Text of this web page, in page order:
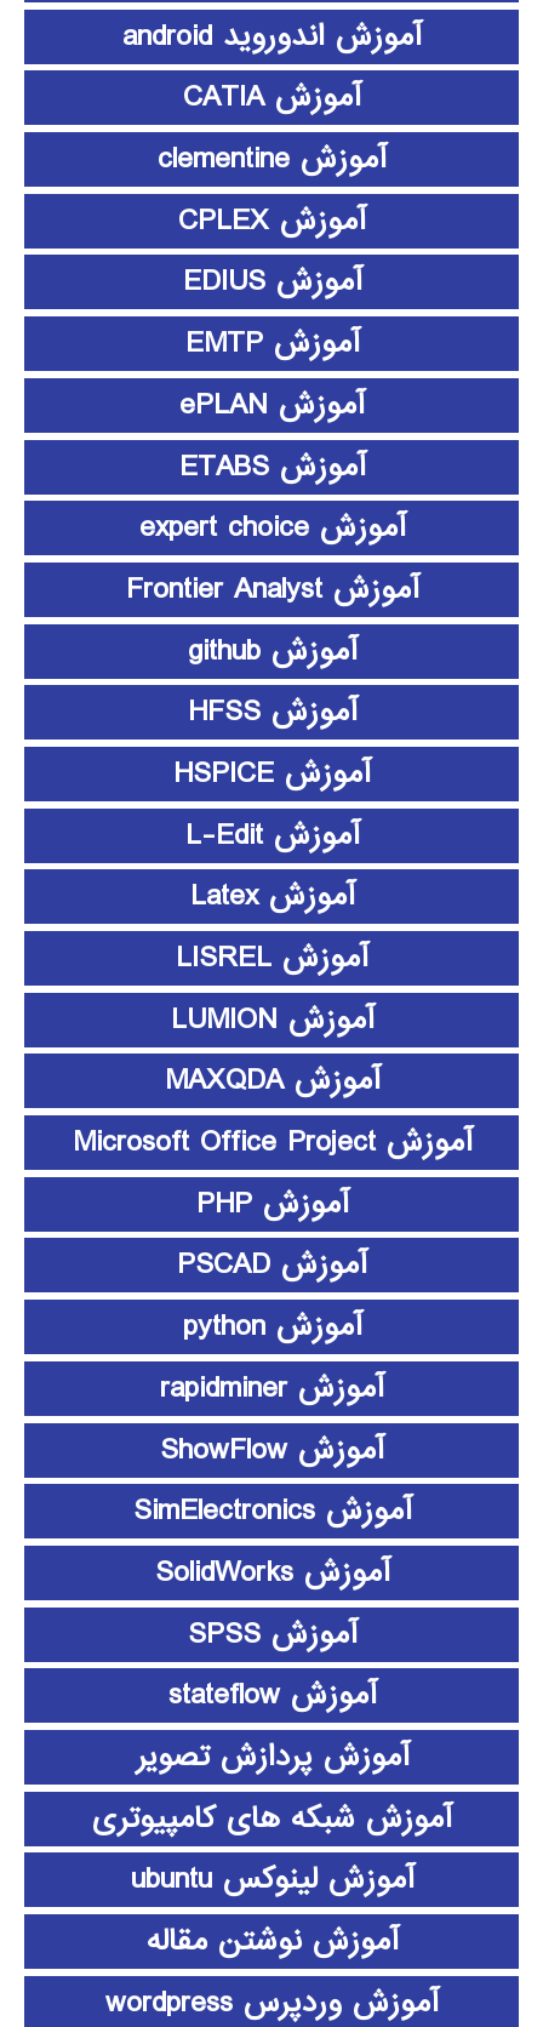
آموزش اندوروید android
آموزش CATIA
آموزش clementine
آموزش CPLEX
آموزش EDIUS
آموزش EMTP
آموزش ePLAN
آموزش ETABS
آموزش expert choice
آموزش Frontier Analyst
آموزش github
آموزش HFSS
آموزش HSPICE
آموزش L-Edit
آموزش Latex
آموزش LISREL
آموزش LUMION
آموزش MAXQDA
آموزش Microsoft Office Project
آموزش PHP
آموزش PSCAD
آموزش python
آموزش rapidminer
آموزش ShowFlow
آموزش SimElectronics
آموزش SolidWorks
آموزش SPSS
آموزش stateflow
آموزش پردازش تصویر
آموزش شبکه های کامپیوتری
آموزش لینوکس ubuntu
آموزش نوشتن مقاله
آموزش وردپرس wordpress